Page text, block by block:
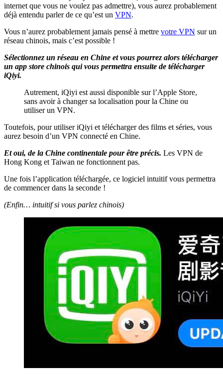
internet que vous ne voulez pas admettre), vous aurez probablement
déjà entendu parler de ce qu’est un VPN.
Vous n’aurez probablement jamais pensé à mettre votre VPN sur un
réseau chinois, mais c’est possible !
Sélectionnez un réseau en Chine et vous pourrez alors télécharger
un app store chinois qui vous permettra ensuite de télécharger
iQiyi.
Autrement, iQiyi est aussi disponible sur l’Apple Store,
sans avoir à changer sa localisation pour la Chine ou
utiliser un VPN.
Toutefois, pour utiliser iQiyi et télécharger des films et séries, vous
aurez besoin d’un VPN connecté en Chine.
Et oui, de la Chine continentale pour être précis. Les VPN de
Hong Kong et Taiwan ne fonctionnent pas.
Une fois l’application téléchargée, ce logiciel intuitif vous permettra
de commencer dans la seconde !
(Enfin… intuitif si vous parlez chinois)